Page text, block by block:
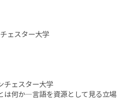
ェスター大学
ェスター大学
は何か―言語を資源として見る立場